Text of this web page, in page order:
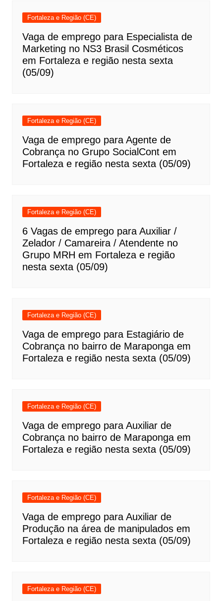
Fortaleza e Região (CE)
Vaga de emprego para Especialista de
Marketing no NS3 Brasil Cosméticos
em Fortaleza e região nesta sexta
(05/09)
Fortaleza e Região (CE)
Vaga de emprego para Agente de
Cobrança no Grupo SocialCont em
Fortaleza e região nesta sexta (05/09)
Fortaleza e Região (CE)
6 Vagas de emprego para Auxiliar /
Zelador / Camareira / Atendente no
Grupo MRH em Fortaleza e região
nesta sexta (05/09)
Fortaleza e Região (CE)
Vaga de emprego para Estagiário de
Cobrança no bairro de Maraponga em
Fortaleza e região nesta sexta (05/09)
Fortaleza e Região (CE)
Vaga de emprego para Auxiliar de
Cobrança no bairro de Maraponga em
Fortaleza e região nesta sexta (05/09)
Fortaleza e Região (CE)
Vaga de emprego para Auxiliar de
Produção na área de manipulados em
Fortaleza e região nesta sexta (05/09)
Fortaleza e Região (CE)